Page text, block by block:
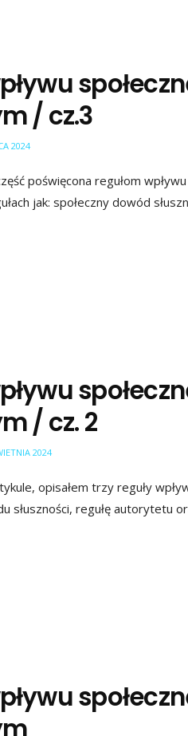
/ cz.3
2024
poświęcona regułom
jak: społeczny dowód
/ cz. 2
2024
opisałem trzy reguły
słuszności, regułę autorytetu